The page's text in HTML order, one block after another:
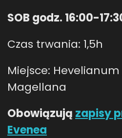
SOB godz. 16:00-
Czas trwania: 1,5h
Miejsce:
Magellana
Obowiązują zapisy
Evenea